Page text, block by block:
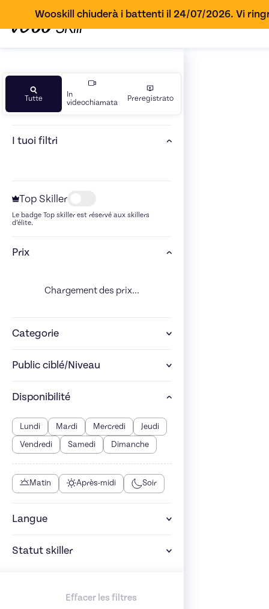
Wooskill chiuderà i battenti il 24/07/2026. Vi
Tutte
In
videochiamata
Preregistrato
I tuoi filtri
Top Skiller
Le badge Top skiller est réservé aux skillers
d’élite.
Prix
Chargement des prix...
Categorie
Public ciblé/Niveau
Disponibilité
Lundi Mardi Mercredi
Jeudi
Vendredi
Samedi Dimanche
Matin Après-midi Soir
Langue
Statut skiller
Effacer les filtres